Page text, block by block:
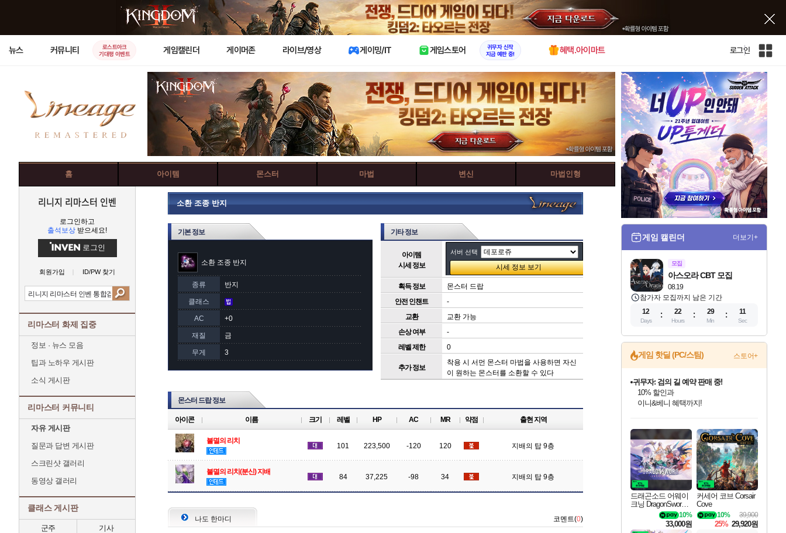
X
뉴스 커뮤니티
로스트아크
기대평 이벤트
게임캘린더 게이머존 라이브/영상 게이밍/IT 게임스토어
귀무자 신작
지금 예판 중!
혜택.아이마트 로그인
인
전
사
이
트
홈 아이템 몬스터 마법 변신 마법인형
리니지 리마스터 인벤
로그인하고
출석보상 받으세요!
로그인
회원가입 ID/PW 찾기
리마스터 화제 집중
정보 · 뉴스 모음
팁과 노하우 게시판
소식 게시판
리마스터 커뮤니티
자유 게시판
질문과 답변 게시판
스크린샷 갤러리
동영상 갤러리
클래스 게시판
군주
기사
소환 조종 반지
기본 정보
소환 조종 반지
종류 반지
클래스
AC +0
재질 금
무게 3
기타 정보
아이템
시세 정보
서버 선택
획득 정보
몬스터 드랍
안전 인챈트
-
교환
교환 가능
손상 여부
-
레벨 제한
0
추가 정보
착용 시 서먼 몬스터 마법을 사용하면 자신
이 원하는 몬스터를 소환할 수 있다
몬스터 드랍 정보
아이콘 이름 크기 레벨 HP AC MR 약점 출현 지역
불멸의 리치
101 223,500 -120 120 지배의 탑 9층
불멸의 리치(분신) 지배
84 37,225 -98 34 지배의 탑 9층
나도 한마디 코멘트(0)
게임 캘린더 더보기+
모집
08.19
아스오라 CBT 모집
참가자 모집까지 남은 기간
12
Days
22
Hours
29
Min
10
Sec
게임 핫딜 (PC/스팀) 스토어+
네이버혜택과 함께 만나보세요!
50%할인&추가 적립까지!
귀무자: 검의 길 예약 판매 중!
10% 할인과
이니&베니 혜택까지!
네이버 혜택가와 함께 예약하세요!
할인&네이버혜택으로 만나보세요!
네이버페이 혜택과 만나보세요!
40주년 프로모션으로 만나보세요!
네이버 포인트 혜택까지!
할인가에 만나보세요!
일부 에디션 상시 할인!
혜택으로 예약 판매 중
편안하게 충전하세요
드래곤소드 어웨이
크닝 DragonSword A
10%
33,000원
커세어 코브 Corsair
Cove
39,900
10%
25% 29,920원